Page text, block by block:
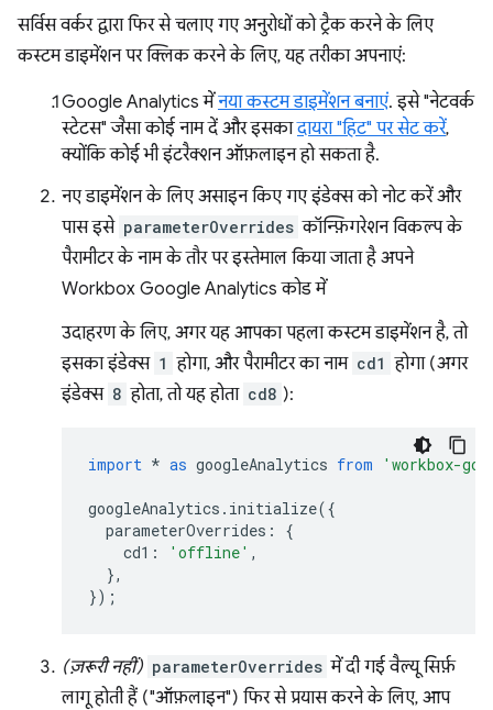
सर्विस वर्कर द्वारा फिर से चलाए गए अनुरोधों को ट्रैक करने के लिए
कस्टम डाइमेंशन पर क्लिक करने के लिए, यह तरीका अपनाएं:
Google Analytics मेंनया कस्टम डाइमेंशन बनाएं. इसे "नेटवर्क
स्टेटस" जैसा कोई नाम दें और इसकादायरा "हिट" पर सेट करें,
क्योंकि कोई भी इंटरैक्शन ऑफ़लाइन हो सकता है.
नए डाइमेंशन के लिए असाइन किए गए इंडेक्स को नोट करें और
पास इसे parameterOverrides कॉन्फ़िगरेशन विकल्प के
पैरामीटर के नाम के तौर पर इस्तेमाल किया जाता है अपने
Workbox Google Analytics कोड में
उदाहरण के लिए, अगर यह आपका पहला कस्टम डाइमेंशन है, तो
इसका इंडेक्स 1 होगा, और पैरामीटर का नाम cd1 होगा (अगर
इंडेक्स 8 होता, तो यह होता cd8 ):
import * as googleAnalytics from 'workbox-
googleAnalytics . initialize({
parameterOverrides :
{
cd1 : 'offline' ,
},
});
(ज़रूरी नहीं) parameterOverrides में दी गई वैल्यू सिर्फ़
लागू होती हैं ("ऑफ़लाइन") फिर से प्रयास करने के लिए, आप